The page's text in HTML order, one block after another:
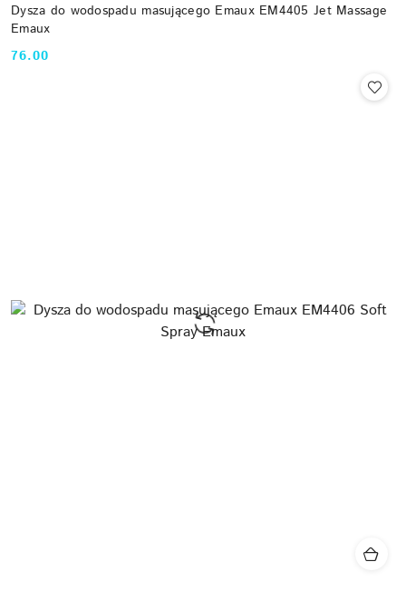
Dysza do wodospadu masującego Emaux EM4405 Jet Massage
Emaux
Cena:
76.00